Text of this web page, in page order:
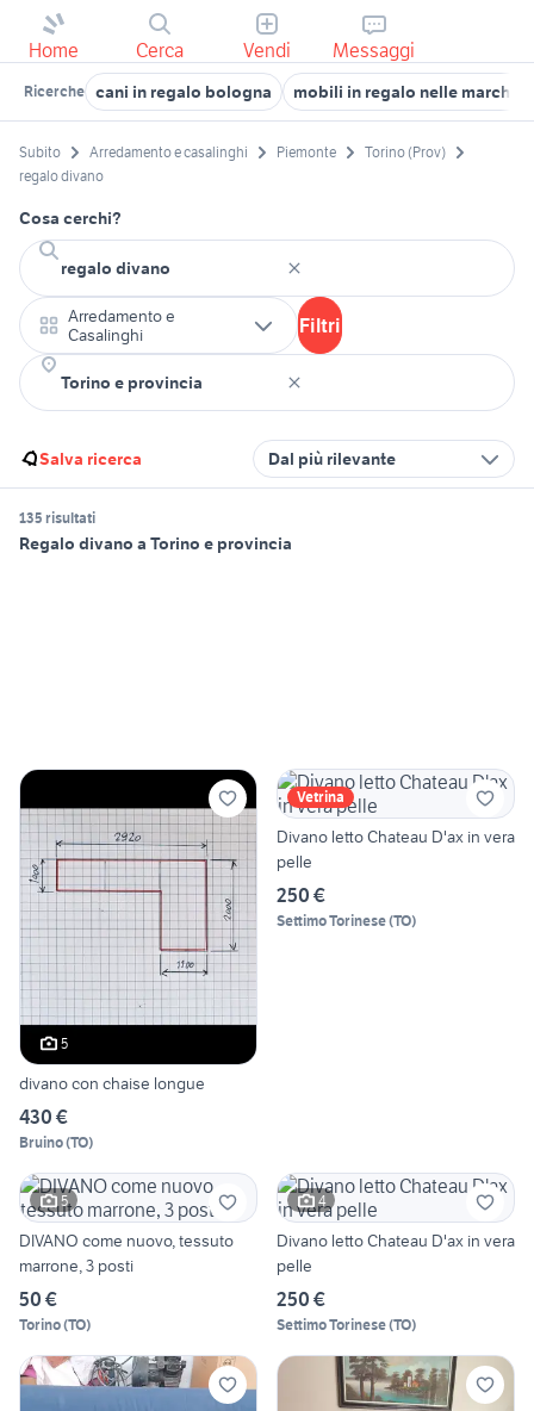
Home Cerca Vendi Messaggi
Ricerche cani in regalo bologna mobili in regalo nelle marche
Subito Arredamento e casalinghi Piemonte
Torino (Prov)
regalo divano
Cosa cerchi?
Arredamento e
Casalinghi
Filtri
Salva ricerca Dal più rilevante
135 risultati
Regalo divano a Torino e provincia
5
divano con chaise longue
430 €
Bruino(TO)
Vetrina
Divano letto Chateau D'ax in vera
pelle
250 €
Settimo Torinese(TO)
5
DIVANO come nuovo, tessuto
marrone, 3 posti
50 €
Torino(TO)
4
Divano letto Chateau D'ax in vera
pelle
250 €
Settimo Torinese(TO)